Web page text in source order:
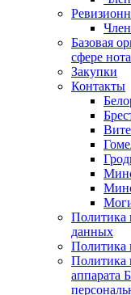
Базовая
сфере
Закупки
Контакты
Политика
данных
Политика
Политика
аппарата